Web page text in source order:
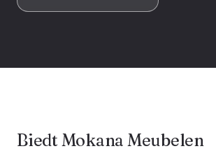
Biedt Mokana Meubelen